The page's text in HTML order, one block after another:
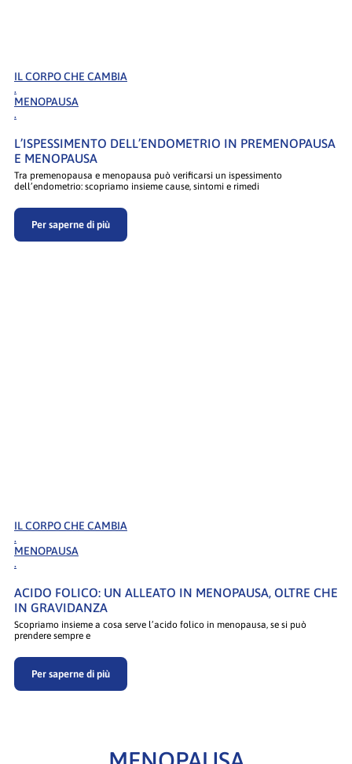
IL CORPO CHE CAMBIA
.
MENOPAUSA
.
L’ISPESSIMENTO DELL’ENDOMETRIO IN PREMENOPAUSA
E MENOPAUSA
Tra premenopausa e menopausa può verificarsi un ispessimento
dell’endometrio: scopriamo insieme cause, sintomi e rimedi
Per saperne di più
IL CORPO CHE CAMBIA
.
MENOPAUSA
.
ACIDO FOLICO: UN ALLEATO IN MENOPAUSA, OLTRE CHE
IN GRAVIDANZA
Scopriamo insieme a cosa serve l’acido folico in menopausa, se si può
prendere sempre e
Per saperne di più